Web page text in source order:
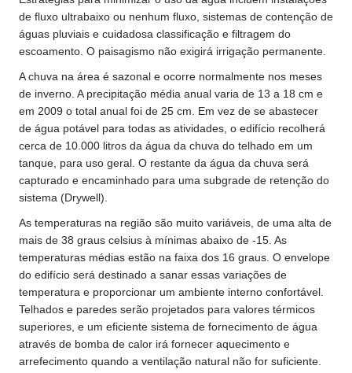
de fluxo ultrabaixo ou nenhum fluxo, sistemas de contenção de
águas pluviais e cuidadosa classificação e filtragem do
escoamento. O paisagismo não exigirá irrigação permanente.
A chuva na área é sazonal e ocorre normalmente nos meses
de inverno. A precipitação média anual varia de 13 a 18 cm e
em 2009 o total anual foi de 25 cm. Em vez de se abastecer
de água potável para todas as atividades, o edifício recolherá
cerca de 10.000 litros da água da chuva do telhado em um
tanque, para uso geral. O restante da água da chuva será
capturado e encaminhado para uma subgrade de retenção do
sistema (Drywell).
As temperaturas na região são muito variáveis, de uma alta de
mais de 38 graus celsius à mínimas abaixo de -15. As
temperaturas médias estão na faixa dos 16 graus. O envelope
do edifício será destinado a sanar essas variações de
temperatura e proporcionar um ambiente interno confortável.
Telhados e paredes serão projetados para valores térmicos
superiores, e um eficiente sistema de fornecimento de água
através de bomba de calor irá fornecer aquecimento e
arrefecimento quando a ventilação natural não for suficiente.